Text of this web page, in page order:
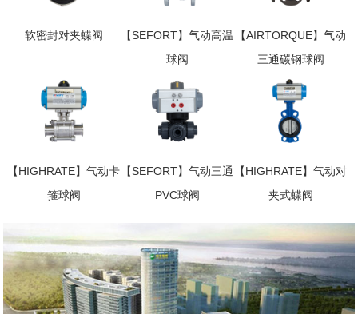
软密封对夹蝶阀
【SEFORT】气动高温
球阀
【AIRTORQUE】气动
三通碳钢球阀
【HIGHRATE】气动卡
箍球阀
【SEFORT】气动三通
PVC球阀
【HIGHRATE】气动对
夹式蝶阀